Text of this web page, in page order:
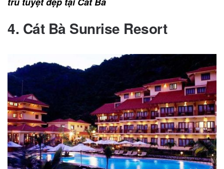
4. Cát Bà Sunrise Resort